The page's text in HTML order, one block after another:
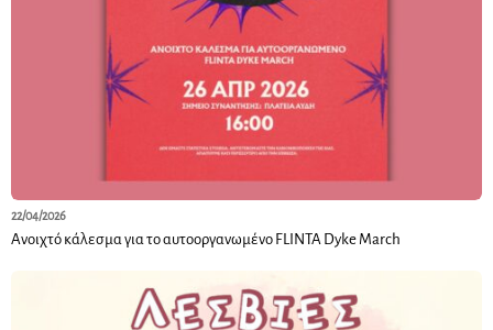
22/04/2026
Ανοιχτό κάλεσμα για το αυτοοργανωμένο FLINTA Dyke March